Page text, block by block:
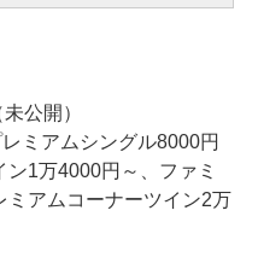
未公開）
ミアムシングル8000円
1万4000円～、ファミ
ミアムコーナーツイン2万